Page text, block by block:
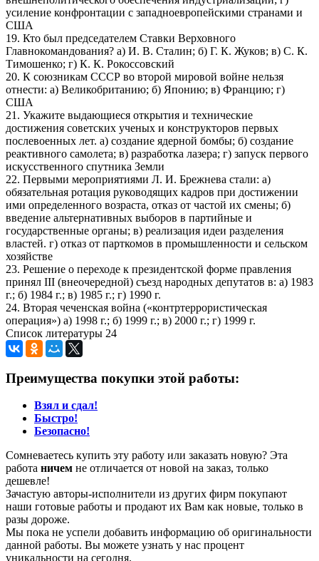
усиление конфронтации с западноевропейскими странами и
США
19. Кто был председателем Ставки Верховного
Главнокомандования? а) И. В. Сталин; б) Г. К. Жуков; в) С. К.
Тимошенко; г) К. К. Рокоссовский
20. К союзникам СССР во второй мировой войне нельзя
отнести: а) Великобританию; б) Японию; в) Францию; г)
США
21. Укажите выдающиеся открытия и технические
достижения советских ученых и конструкторов первых
послевоенных лет. а) создание ядерной бомбы; б) создание
реактивного самолета; в) разработка лазера; г) запуск первого
искусственного спутника Земли
22. Первыми мероприятиями Л. И. Брежнева стали: а)
обязательная ротация руководящих кадров при достижении
ими определенного возраста, отказ от частой их смены; б)
введение альтернативных выборов в партийные и
государственные органы; в) реализация идеи разделения
властей. г) отказ от парткомов в промышленности и сельском
хозяйстве
23. Решение о переходе к президентской форме правления
принял III (внеочередной) съезд народных депутатов в: а) 1983
г.; б) 1984 г.; в) 1985 г.; г) 1990 г.
24. Вторая чеченская война («контртеррористическая
операция») а) 1998 г.; б) 1999 г.; в) 2000 г.; г) 1999 г.
Список литературы 24
Преимущества покупки этой работы:
Взял и сдал!
Быстро!
Безопасно!
Сомневаетесь купить эту работу или заказать новую? Эта
работа ничем не отличается от новой на заказ, только
дешевле!
Зачастую авторы-исполнители из других фирм покупают
наши готовые работы и продают их Вам как новые, только в
разы дороже.
Мы пока не успели добавить информацию об оригинальности
данной работы. Вы можете узнать у нас процент
уникальности на сегодня.